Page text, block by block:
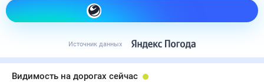
Как одеться сегодня
Источник данных
Видимость на дорогах сейчас